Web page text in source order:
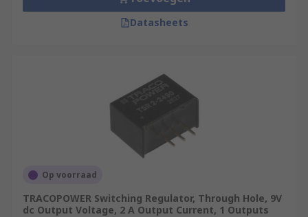
Datasheets
Op voorraad
TRACOPOWER Switching Regulator, Through Hole, 9V
dc Output Voltage, 2 A Output Current, 1 Outputs